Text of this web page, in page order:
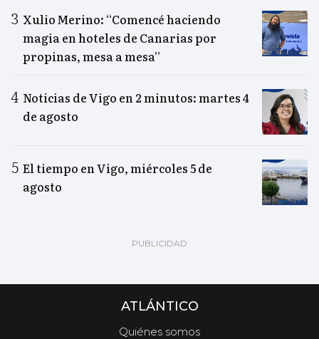
Xulio Merino: “Comencé haciendo
magia en hoteles de Canarias por
propinas, mesa a mesa”
Noticias de Vigo en 2 minutos: martes 4
de agosto
El tiempo en Vigo, miércoles 5 de
agosto
ATLÁNTICO
Quiénes somos